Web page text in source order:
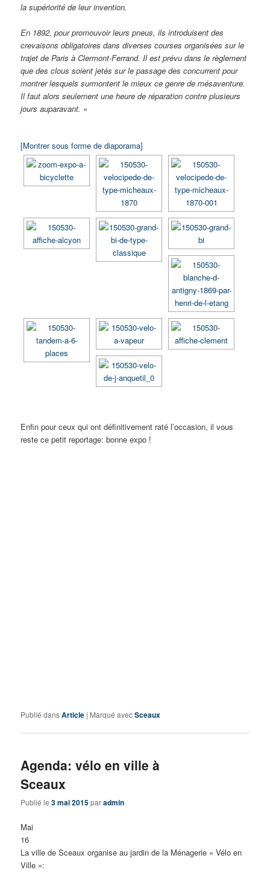
la supériorité de leur invention.
En 1892, pour promouvoir leurs pneus, ils introduisent des
crevaisons obligatoires dans diverses courses organisées sur le
trajet de Paris à Clermont-Ferrand. Il est prévu dans le règlement
que des clous soient jetés sur le passage des concurrent pour
montrer lesquels surmontent le mieux ce genre de mésaventure.
Il faut alors seulement une heure de réparation contre plusieurs
jours auparavant. »
[Montrer sous forme de diaporama]
Enfin pour ceux qui ont définitivement raté l’occasion, il vous
reste ce petit reportage: bonne expo !
Publié dansArticle | Marqué avecSceaux
Agenda: vélo en ville à
Sceaux
Publié le3 mai 2015paradmin
Mai
16
La ville de Sceaux organise au jardin de la Ménagerie « Vélo en
Ville »: